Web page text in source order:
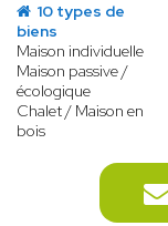
10 types de
biens
Maison individuelle
Maison passive /
écologique
Chalet / Maison en
bois